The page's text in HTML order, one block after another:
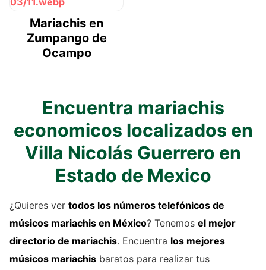
Mariachis en
Zumpango de
Ocampo
Encuentra mariachis
economicos localizados en
Villa Nicolás Guerrero en
Estado de Mexico
¿Quieres ver todos los números telefónicos de
músicos mariachis en México? Tenemos el mejor
directorio de mariachis. Encuentra los mejores
músicos mariachis baratos para realizar tus